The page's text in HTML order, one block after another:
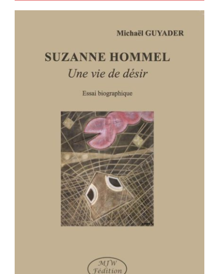
SUZANNE HOMMEL – Une vie de
désir